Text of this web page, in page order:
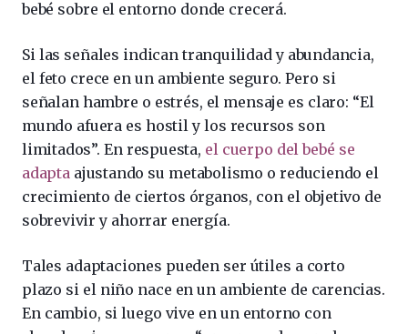
bebé sobre el entorno donde crecerá.
Si las señales indican tranquilidad y abundancia,
el feto crece en un ambiente seguro. Pero si
señalan hambre o estrés, el mensaje es claro: “El
mundo afuera es hostil y los recursos son
limitados”. En respuesta, el cuerpo del bebé se
adaptaajustando su metabolismo o reduciendo el
crecimiento de ciertos órganos, con el objetivo de
sobrevivir y ahorrar energía.
Tales adaptaciones pueden ser útiles a corto
plazo si el niño nace en un ambiente de carencias.
En cambio, si luego vive en un entorno con